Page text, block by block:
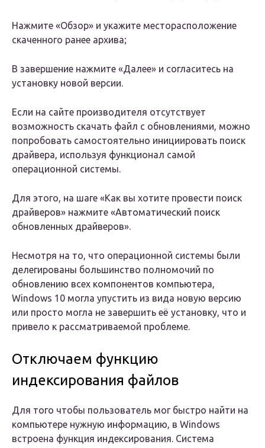
Нажмите «Обзор» и укажите месторасположение
скаченного ранее архива;
В завершение нажмите «Далее» и согласитесь на
установку новой версии.
Если на сайте производителя отсутствует
возможность скачать файл с обновлениями, можно
попробовать самостоятельно инициировать поиск
драйвера, используя функционал самой
операционной системы.
Для этого, на шаге «Как вы хотите провести поиск
драйверов» нажмите «Автоматический поиск
обновленных драйверов».
Несмотря на то, что операционной системы были
делегированы большинство полномочий по
обновлению всех компонентов компьютера,
Windows 10 могла упустить из вида новую версию
или просто могла не завершить её установку, что и
привело к рассматриваемой проблеме.
Отключаем функцию
индексирования файлов
Для того чтобы пользователь мог быстро найти на
компьютере нужную информацию, в Windows
встроена функция индексирования. Система